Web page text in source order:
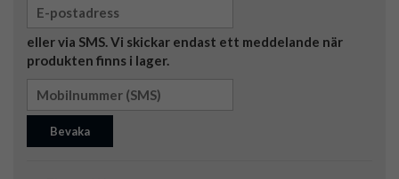
eller via SMS. Vi skickar endast ett meddelande när
produkten finns i lager.
Bevaka